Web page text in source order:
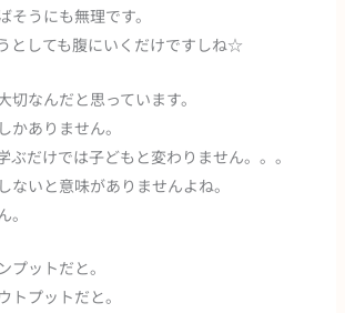
そうにも無理です。
としても腹にいくだけですしね☆
切なんだと思っています。
かありません。
ぶだけでは子どもと変わりません。。。
ないと意味がありませんよね。
プットだと。
トプットだと。